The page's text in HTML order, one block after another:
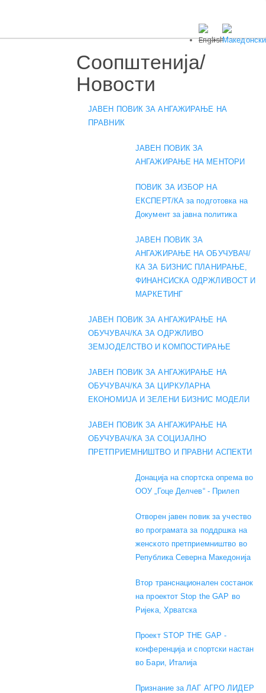
Соопштенија/
Новости
ЈАВЕН ПОВИК ЗА АНГАЖИРАЊЕ НА
ПРАВНИК
ЈАВЕН ПОВИК ЗА
АНГАЖИРАЊЕ НА МЕНТОРИ
ПОВИК ЗА ИЗБОР НА
ЕКСПЕРТ/КА за подготовка на
Документ за јавна политика
ЈАВЕН ПОВИК ЗА
АНГАЖИРАЊЕ НА ОБУЧУВАЧ/
КА ЗА БИЗНИС ПЛАНИРАЊЕ,
ФИНАНСИСКА ОДРЖЛИВОСТ И
МАРКЕТИНГ
ЈАВЕН ПОВИК ЗА АНГАЖИРАЊЕ НА
ОБУЧУВАЧ/КА ЗА ОДРЖЛИВО
ЗЕМЈОДЕЛСТВО И КОМПОСТИРАЊЕ
ЈАВЕН ПОВИК ЗА АНГАЖИРАЊЕ НА
ОБУЧУВАЧ/КА ЗА ЦИРКУЛАРНА
ЕКОНОМИЈА И ЗЕЛЕНИ БИЗНИС МОДЕЛИ
ЈАВЕН ПОВИК ЗА АНГАЖИРАЊЕ НА
ОБУЧУВАЧ/КА ЗА СОЦИЈАЛНО
ПРЕТПРИЕМНИШТВО И ПРАВНИ АСПЕКТИ
Донација на спортска опрема во
ООУ „Гоце Делчев“ - Прилеп
Отворен јавен повик за учество
во програмата за поддршка на
женското претприемништво во
Република Северна Македонија
Втор транснационален состанок
на проектот Stop the GAP во
Ријека, Хрватска
Проект STOP THE GAP -
конференција и спортски настан
во Бари, Италија
Признание за ЛАГ АГРО ЛИДЕР